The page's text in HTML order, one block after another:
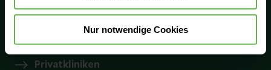
Nur notwendige Cookies
Privatkliniken